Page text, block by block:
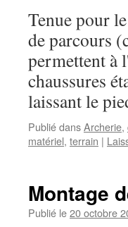
Tenue pour
de parcours
permettent à
chaussures
laissant le
Publié dansArcherie,
matériel, terrain |
Montage
Publié le20 octobre